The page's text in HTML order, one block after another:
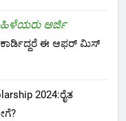
ಅರ್ಜಿ
ಕಾರ್ಡಿದ್ದರೆ ಈ ಆಫರ್ ಮಿಸ್
2024:ರೈತ